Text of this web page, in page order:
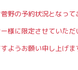
野の予約状況となって
様に限定させていただ
ようお願い申し上げま